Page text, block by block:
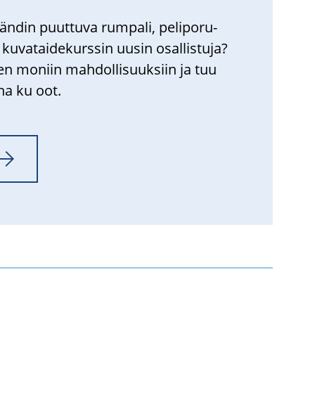
puut­tu­va rum­pa­li, pe­li­po­ru­
uusin osal­lis­tu­ja?
mo­niin mah­dol­li­suuk­siin ja tuu
ku oot.